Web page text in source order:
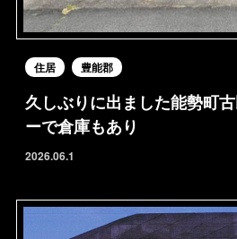
住居 豊能郡
久しぶりに出ました能勢町
ーで倉庫もあり
2026.06.1